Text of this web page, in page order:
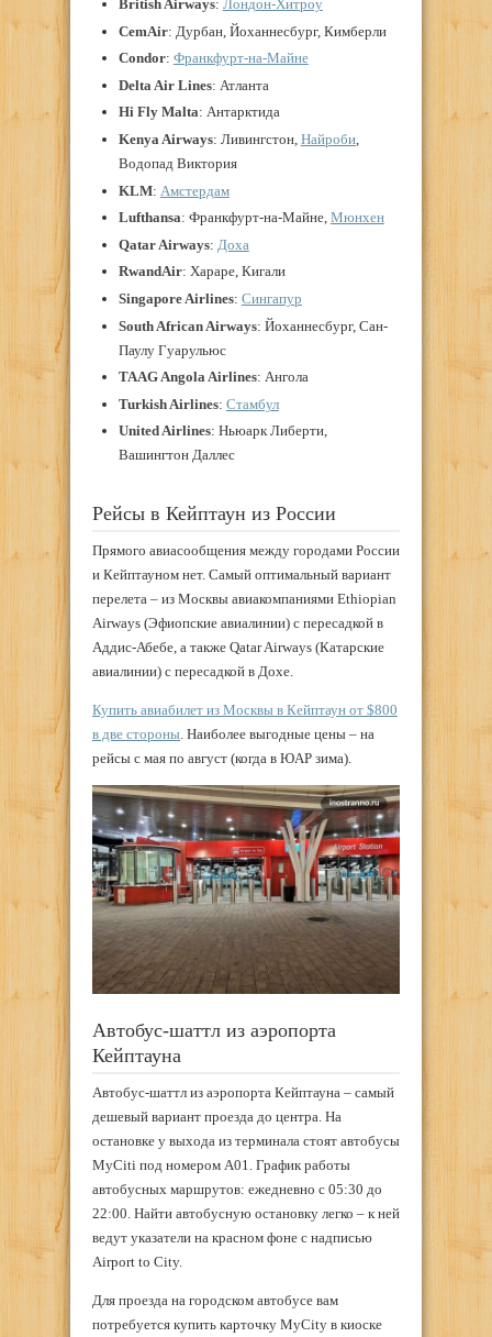
British Airways: Лондон-Хитроу
CemAir: Дурбан, Йоханнесбург, Кимберли
Condor: Франкфурт-на-Майне
Delta Air Lines: Атланта
Hi Fly Malta: Антарктида
Kenya Airways: Ливингстон, Найроби,
Водопад Виктория
KLM: Амстердам
Lufthansa: Франкфурт-на-Майне, Мюнхен
Qatar Airways: Доха
RwandAir: Хараре, Кигали
Singapore Airlines: Сингапур
South African Airways: Йоханнесбург, Сан-
Паулу Гуарульюс
TAAG Angola Airlines: Ангола
Turkish Airlines: Стамбул
United Airlines: Ньюарк Либерти,
Вашингтон Даллес
Рейсы в Кейптаун из России
Прямого авиасообщения между городами России
и Кейптауном нет. Самый оптимальный вариант
перелета – из Москвы авиакомпаниями Ethiopian
Airways (Эфиопские авиалинии) с пересадкой в
Аддис-Абебе, а также Qatar Airways (Катарские
авиалинии) с пересадкой в Дохе.
Купить авиабилет из Москвы в Кейптаун от $800
в две стороны . Наиболее выгодные цены – на
рейсы с мая по август (когда в ЮАР зима).
Автобус-шаттл из аэропорта
Кейптауна
Автобус-шаттл из аэропорта Кейптауна – самый
дешевый вариант проезда до центра. На
остановке у выхода из терминала стоят автобусы
MyCiti под номером А01. График работы
автобусных маршрутов: ежедневно с 05:30 до
22:00. Найти автобусную остановку легко – к ней
ведут указатели на красном фоне с надписью
Airport to City.
Для проезда на городском автобусе вам
потребуется купить карточку MyCity в киоске